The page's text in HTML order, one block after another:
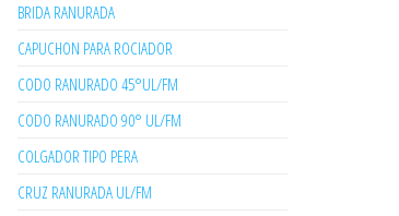
BRIDA RANURADA
CAPUCHON PARA ROCIADOR
CODO RANURADO 45°UL/FM
CODO RANURADO 90° UL/FM
COLGADOR TIPO PERA
CRUZ RANURADA UL/FM